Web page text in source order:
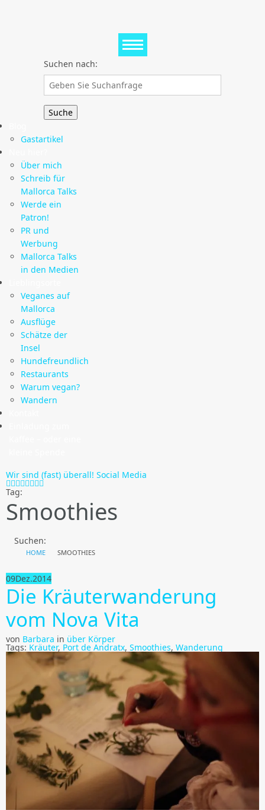
Suchen nach:
Gastartikel
Über mich
Schreib für
Mallorca Talks
Werde ein
Patron!
PR und
Werbung
Mallorca Talks
in den Medien
Veganes auf
Mallorca
Ausflüge
Schätze der
Insel
Hundefreundlich
Restaurants
Warum vegan?
Wandern
Wir sind (fast) überall! Social Media
Tag:
Smoothies
Suchen:
HOME SMOOTHIES
09Dez.2014
Die Kräuterwanderung
vom Nova Vita
von Barbara in über Körper
Tags: Kräuter, Port de Andratx, Smoothies, Wanderung